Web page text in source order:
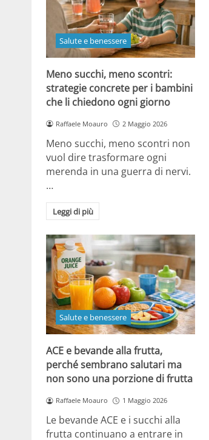
Salute e benessere
Meno succhi, meno scontri:
strategie concrete per i bambini
che li chiedono ogni giorno
Raffaele Moauro 2 Maggio 2026
Meno succhi, meno scontri non
vuol dire trasformare ogni
merenda in una guerra di nervi.
…
Leggi di più
Salute e benessere
ACE e bevande alla frutta,
perché sembrano salutari ma
non sono una porzione di frutta
Raffaele Moauro 1 Maggio 2026
Le bevande ACE e i succhi alla
frutta continuano a entrare in